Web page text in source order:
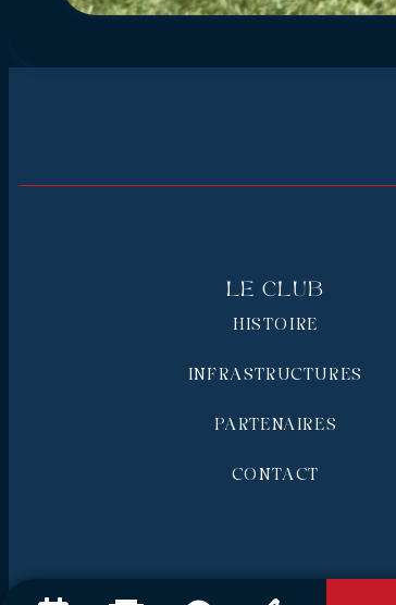
Le Club
HISTOIRE
INFRASTRUCTURES
PARTENAIRES
CONTACT